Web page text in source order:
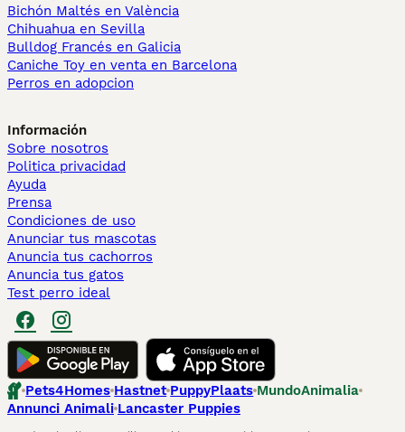
Bichón Maltés en València
Chihuahua en Sevilla
Bulldog Francés en Galicia
Caniche Toy en venta en Barcelona
Perros en adopcion
Información
Sobre nosotros
Politica privacidad
Ayuda
Prensa
Condiciones de uso
Anunciar tus mascotas
Anuncia tus cachorros
Anuncia tus gatos
Test perro ideal
Pets4Homes Hastnet PuppyPlaats MundoAnimalia
Annunci Animali Lancaster Puppies